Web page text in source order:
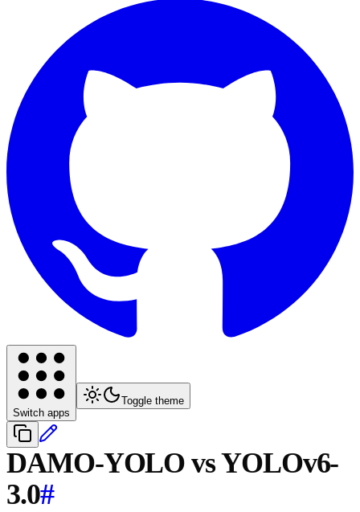
Switch apps
Toggle theme
DAMO-YOLO vs YOLOv6-
3.0#